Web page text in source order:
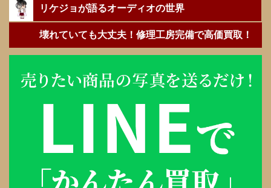
リケジョが語るオーディオの世界
壊れていても大丈夫！修理工房完備で高価買取！